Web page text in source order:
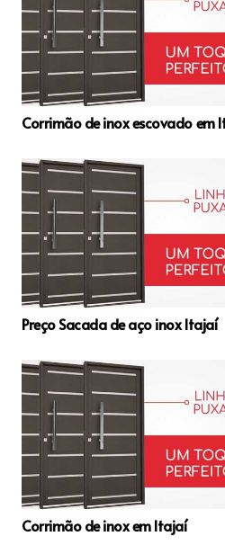
Corrimão de inox escovado em
Preço Sacada de aço inox Itajaí
Corrimão de inox em Itajaí